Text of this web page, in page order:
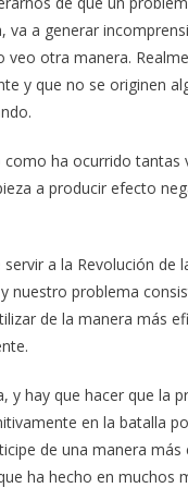
a generar
otra manera.
y que no se originen
ha ocurrido tantas
a producir efecto
a la Revolución de
nuestro problema
de la manera más
hay que hacer que la
en la batalla
de una manera
ha hecho en muchos